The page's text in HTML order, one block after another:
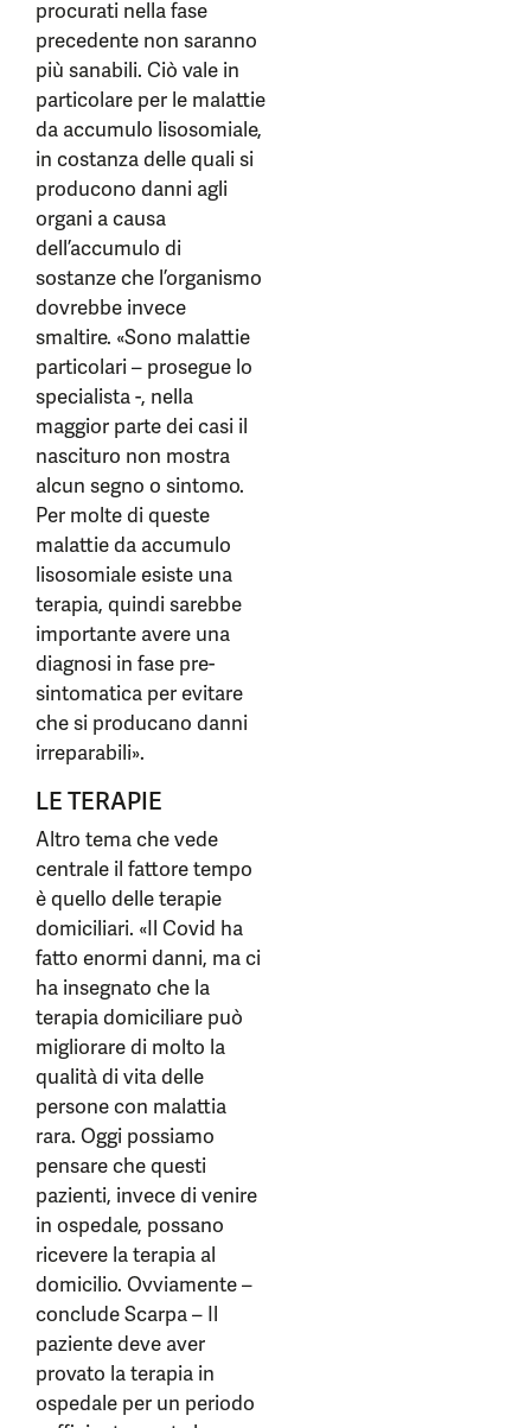
procurati nella fase
precedente non saranno
più sanabili. Ciò vale in
particolare per le malattie
da accumulo lisosomiale,
in costanza delle quali si
producono danni agli
organi a causa
dell’accumulo di
sostanze che l’organismo
dovrebbe invece
smaltire. «Sono malattie
particolari – prosegue lo
specialista -, nella
maggior parte dei casi il
nascituro non mostra
alcun segno o sintomo.
Per molte di queste
malattie da accumulo
lisosomiale esiste una
terapia, quindi sarebbe
importante avere una
diagnosi in fase pre-
sintomatica per evitare
che si producano danni
irreparabili».
LE TERAPIE
Altro tema che vede
centrale il fattore tempo
è quello delle terapie
domiciliari. «Il Covid ha
fatto enormi danni, ma ci
ha insegnato che la
terapia domiciliare può
migliorare di molto la
qualità di vita delle
persone con malattia
rara. Oggi possiamo
pensare che questi
pazienti, invece di venire
in ospedale, possano
ricevere la terapia al
domicilio. Ovviamente –
conclude Scarpa – Il
paziente deve aver
provato la terapia in
ospedale per un periodo